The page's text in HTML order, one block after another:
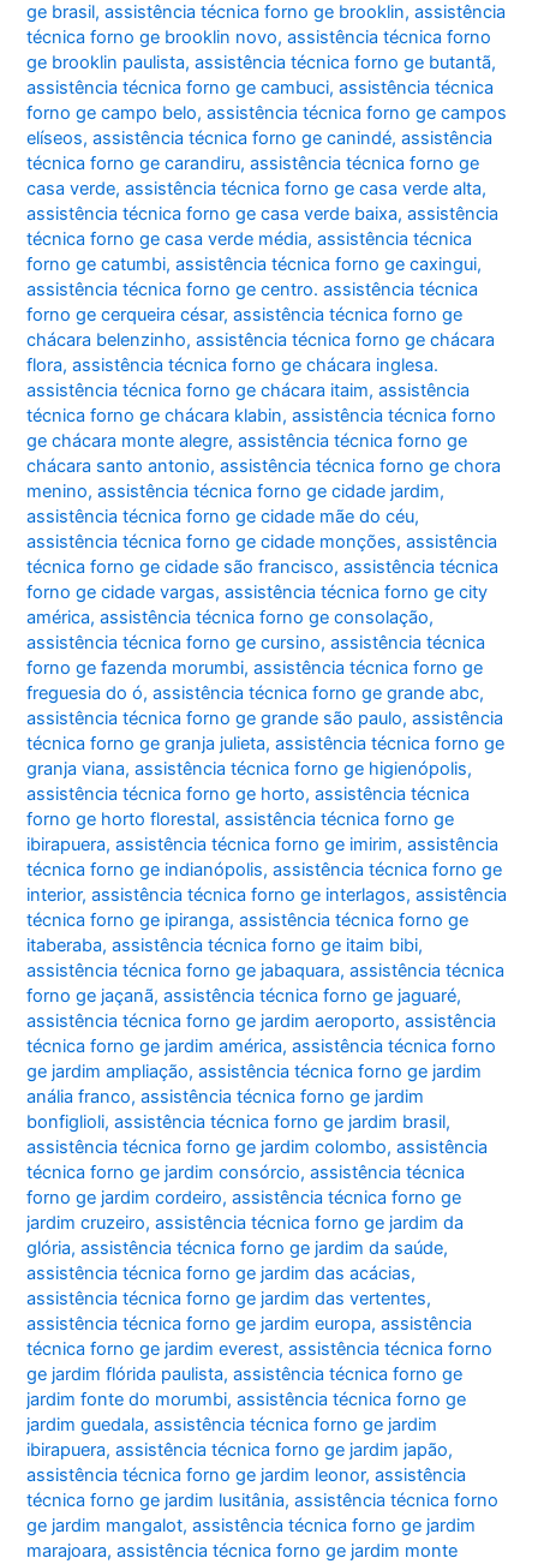
ge brasil,assistência técnica forno ge brooklin,assistência
técnica forno ge brooklin novo,assistência técnica forno
ge brooklin paulista,assistência técnica forno ge butantã,
assistência técnica forno ge cambuci,assistência técnica
forno ge campo belo,assistência técnica forno ge campos
elíseos,assistência técnica forno ge canindé,assistência
técnica forno ge carandiru,assistência técnica forno ge
casa verde,assistência técnica forno ge casa verde alta,
assistência técnica forno ge casa verde baixa,assistência
técnica forno ge casa verde média,assistência técnica
forno ge catumbi,assistência técnica forno ge caxingui,
assistência técnica forno ge centro. assistência técnica
forno ge cerqueira césar,assistência técnica forno ge
chácara belenzinho,assistência técnica forno ge chácara
flora,assistência técnica forno ge chácara inglesa.
assistência técnica forno ge chácara itaim,assistência
técnica forno ge chácara klabin,assistência técnica forno
ge chácara monte alegre,assistência técnica forno ge
chácara santo antonio,assistência técnica forno ge chora
menino,assistência técnica forno ge cidade jardim,
assistência técnica forno ge cidade mãe do céu,
assistência técnica forno ge cidade monções,assistência
técnica forno ge cidade são francisco,assistência técnica
forno ge cidade vargas,assistência técnica forno ge city
américa,assistência técnica forno ge consolação,
assistência técnica forno ge cursino,assistência técnica
forno ge fazenda morumbi,assistência técnica forno ge
freguesia do ó,assistência técnica forno ge grande abc,
assistência técnica forno ge grande são paulo,assistência
técnica forno ge granja julieta,assistência técnica forno ge
granja viana,assistência técnica forno ge higienópolis,
assistência técnica forno ge horto,assistência técnica
forno ge horto florestal,assistência técnica forno ge
ibirapuera,assistência técnica forno ge imirim,assistência
técnica forno ge indianópolis,assistência técnica forno ge
interior,assistência técnica forno ge interlagos,assistência
técnica forno ge ipiranga,assistência técnica forno ge
itaberaba,assistência técnica forno ge itaim bibi,
assistência técnica forno ge jabaquara,assistência técnica
forno ge jaçanã,assistência técnica forno ge jaguaré,
assistência técnica forno ge jardim aeroporto,assistência
técnica forno ge jardim américa,assistência técnica forno
ge jardim ampliação,assistência técnica forno ge jardim
anália franco,assistência técnica forno ge jardim
bonfiglioli,assistência técnica forno ge jardim brasil,
assistência técnica forno ge jardim colombo,assistência
técnica forno ge jardim consórcio,assistência técnica
forno ge jardim cordeiro,assistência técnica forno ge
jardim cruzeiro,assistência técnica forno ge jardim da
glória,assistência técnica forno ge jardim da saúde,
assistência técnica forno ge jardim das acácias,
assistência técnica forno ge jardim das vertentes,
assistência técnica forno ge jardim europa,assistência
técnica forno ge jardim everest,assistência técnica forno
ge jardim flórida paulista,assistência técnica forno ge
jardim fonte do morumbi,assistência técnica forno ge
jardim guedala,assistência técnica forno ge jardim
ibirapuera,assistência técnica forno ge jardim japão,
assistência técnica forno ge jardim leonor,assistência
técnica forno ge jardim lusitânia,assistência técnica forno
ge jardim mangalot,assistência técnica forno ge jardim
marajoara,assistência técnica forno ge jardim monte